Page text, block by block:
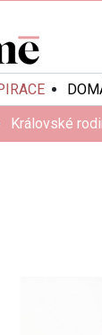
Královské